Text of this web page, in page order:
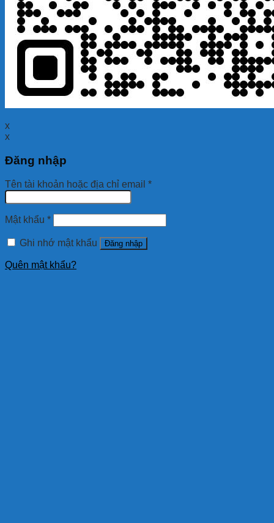
x
x
Đăng nhập
Tên tài khoản hoặc địa chỉ email *
Mật khẩu *
Ghi nhớ mật khẩu Đăng nhập
Quên mật khẩu?